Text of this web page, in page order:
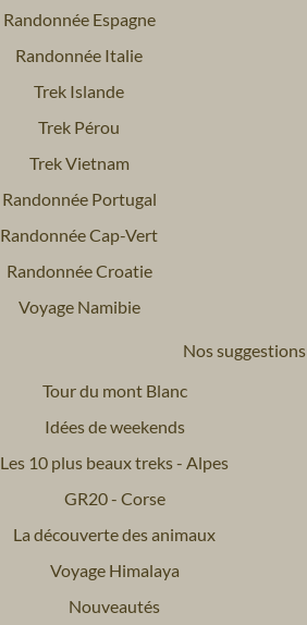
Randonnée Espagne
Randonnée Italie
Trek Islande
Trek Pérou
Trek Vietnam
Randonnée Portugal
Randonnée Cap-Vert
Randonnée Croatie
Voyage Namibie
Nos suggestions
Tour du mont Blanc
Idées de weekends
Les 10 plus beaux treks - Alpes
GR20 - Corse
La découverte des animaux
Voyage Himalaya
Nouveautés